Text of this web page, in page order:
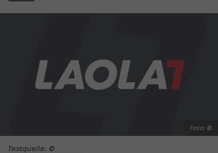
Foto: ©
Textquelle: ©